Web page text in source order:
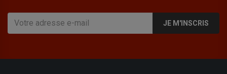
JE M'INSCRIS